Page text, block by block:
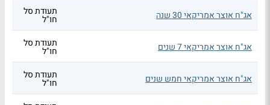
אג"ח אוצר אמריקאי 30 שנה תעודת סל
חו"ל
אג"ח אוצר אמריקאי 7 שנים תעודת סל
חו"ל
אג"ח אוצר אמריקאי חמש שנים תעודת סל
חו"ל